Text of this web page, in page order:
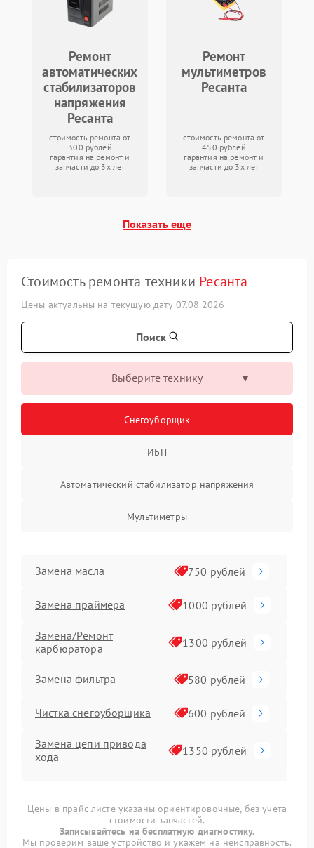
Ремонт
автоматических
стабилизаторов
напряжения
Ресанта
стоимость ремонта от
300 рублей
гарантия на ремонт и
запчасти до 3х лет
Ремонт
мультиметров
Ресанта
стоимость ремонта от
450 рублей
гарантия на ремонт и
запчасти до 3х лет
Показать еще
Стоимость ремонта техники Ресанта
Цены актуальны на текущую дату 07.08.2026
Поиск
Выберите технику
Снегоуборщик
ИБП
Автоматический стабилизатор напряжения
Мультиметры
Замена масла 750 рублей
Замена праймера 1000 рублей
Замена/Pемонт
карбюратора
1300 рублей
Замена фильтра 580 рублей
Чистка снегоуборщика 600 рублей
Замена цепи привода
хода
1350 рублей
Замена (установка)
срезного болта
650 рублей
Цены в прайс-листе указаны ориентировочные, без учета
стоимости запчастей.
Записывайтесь на бесплатную диагностику.
Мы проверим ваше устройство и укажем на неисправность.